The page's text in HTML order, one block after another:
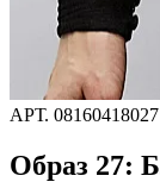
АРТ. 08160418027
Образ 27: